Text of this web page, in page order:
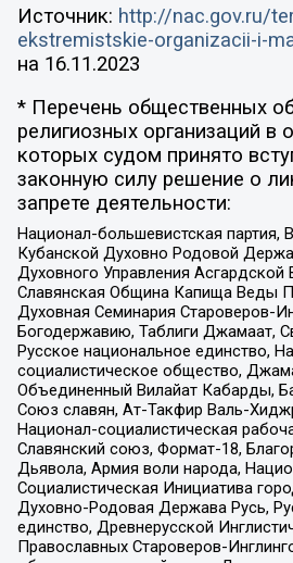
Источник: http://nac.gov.ru/
ekstremistskie-organizacii-i-
на 16.11.2023
* Перечень общественных
религиозных организаций в
которых судом принято
законную силу решение о
запрете деятельности:
Национал-большевистская партия,
Кубанской Духовно Родовой
Духовного Управления Асгардской
Славянская Община Капища Веды
Духовная Семинария Староверов-
Богодержавию, Таблиги Джамаат,
Русское национальное единство,
социалистическое общество,
Объединенный Вилайат Кабарды,
Союз славян, Ат-Такфир Валь-
Национал-социалистическая
Славянский союз, Формат-18,
Дьявола, Армия воли народа,
Социалистическая Инициатива
Духовно-Родовая Держава Русь,
единство, Древнерусской
Православных Староверов-